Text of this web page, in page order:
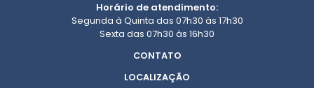
Horário de atendimento:
Segunda à Quinta das 07h30 às 17h30
Sexta das 07h30 às 16h30
CONTATO
LOCALIZAÇÃO